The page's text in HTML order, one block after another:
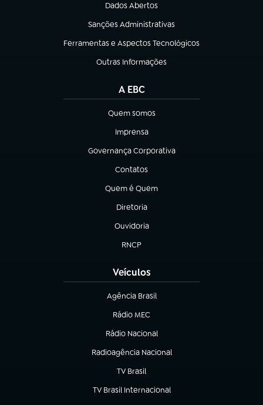
Dados Abertos
(abre em nova aba)
Sanções Administrativas
(abre em nova aba)
Ferramentas e Aspectos Tecnológicos
(abre em nova aba)
Outras Informações
(abre em nova aba)
A EBC
Quem somos
(abre em nova aba)
Imprensa
(abre em nova aba)
Governança Corporativa
(abre em nova aba)
Contatos
(abre em nova aba)
Quem é Quem
(abre em nova aba)
Diretoria
(abre em nova aba)
Ouvidoria
(abre em nova aba)
RNCP
(abre em nova aba)
Veículos
Agência Brasil
(abre em nova aba)
Rádio MEC
(abre em nova aba)
Rádio Nacional
Radioagência Nacional
(abre em nova aba)
TV Brasil
(abre em nova aba)
TV Brasil Internacional
(abre em nova aba)